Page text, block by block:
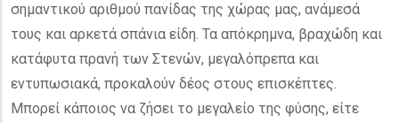
σημαντικού αριθμού πανίδας της χώρας μας, ανάμεσά
τους και αρκετά σπάνια είδη. Τα απόκρημνα, βραχώδη και
κατάφυτα πρανή των Στενών, μεγαλόπρεπα και
εντυπωσιακά, προκαλούν δέος στους επισκέπτες.
Μπορεί κάποιος να ζήσει το μεγαλείο της φύσης, είτε